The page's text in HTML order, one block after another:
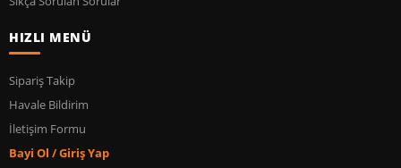
HIZLI MENÜ
Sipariş Takip
Havale Bildirim
İletişim Formu
Bayi Ol / Giriş Yap